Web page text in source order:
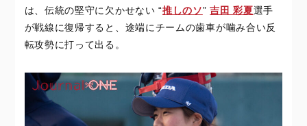
は、伝統の堅守に欠かせない “推しのソ”吉田 彩夏選手
が戦線に復帰すると、途端にチームの歯車が噛み合い反
転攻勢に打って出る。